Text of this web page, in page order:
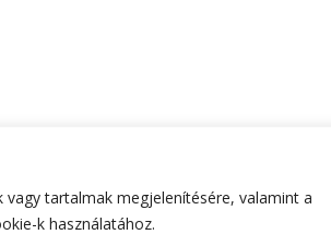
tartalmak megjelenítésére, valamint a
k használatához.
| Fejlesztette